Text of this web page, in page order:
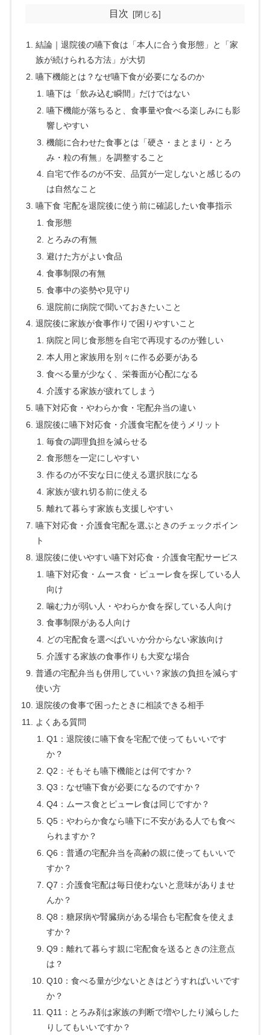
目次
結論｜退院後の嚥下食は「本人に合う食形態」と「家
族が続けられる方法」が大切
嚥下機能とは？なぜ嚥下食が必要になるのか
嚥下は「飲み込む瞬間」だけではない
嚥下機能が落ちると、食事量や食べる楽しみにも影
響しやすい
機能に合わせた食事とは「硬さ・まとまり・とろ
み・粒の有無」を調整すること
自宅で作るのが不安、品質が一定しないと感じるの
は自然なこと
嚥下食 宅配を退院後に使う前に確認したい食事指示
食形態
とろみの有無
避けた方がよい食品
食事制限の有無
食事中の姿勢や見守り
退院前に病院で聞いておきたいこと
退院後に家族が食事作りで困りやすいこと
病院と同じ食形態を自宅で再現するのが難しい
本人用と家族用を別々に作る必要がある
食べる量が少なく、栄養面が心配になる
介護する家族が疲れてしまう
嚥下対応食・やわらか食・宅配弁当の違い
退院後に嚥下対応食・介護食宅配を使うメリット
毎食の調理負担を減らせる
食形態を一定にしやすい
作るのが不安な日に使える選択肢になる
家族が疲れ切る前に使える
離れて暮らす家族も支援しやすい
嚥下対応食・介護食宅配を選ぶときのチェックポイン
ト
退院後に使いやすい嚥下対応食・介護食宅配サービス
嚥下対応食・ムース食・ピューレ食を探している人
向け
噛む力が弱い人・やわらか食を探している人向け
食事制限がある人向け
どの宅配食を選べばいいか分からない家族向け
介護する家族の食事作りも大変な場合
普通の宅配弁当も併用していい？家族の負担を減らす
使い方
退院後の食事で困ったときに相談できる相手
よくある質問
Q1：退院後に嚥下食を宅配で使ってもいいです
か？
Q2：そもそも嚥下機能とは何ですか？
Q3：なぜ嚥下食が必要になるのですか？
Q4：ムース食とピューレ食は同じですか？
Q5：やわらか食なら嚥下に不安がある人でも食べ
られますか？
Q6：普通の宅配弁当を高齢の親に使ってもいいで
すか？
Q7：介護食宅配は毎日使わないと意味がありませ
んか？
Q8：糖尿病や腎臓病がある場合も宅配食を使えま
すか？
Q9：離れて暮らす親に宅配食を送るときの注意点
は？
Q10：食べる量が少ないときはどうすればいいです
か？
Q11：とろみ剤は家族の判断で増やしたり減らした
りしてもいいですか？